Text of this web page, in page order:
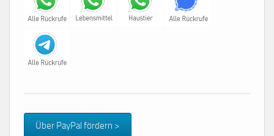
Über PayPal fördern >